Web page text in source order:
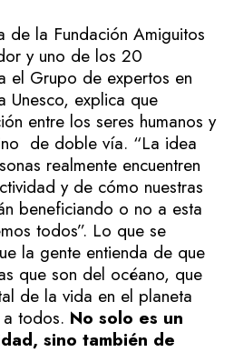
de la Fundación Amiguitos
y uno de los 20
el Grupo de expertos en
Unesco, explica que
entre los seres humanos y
de doble vía. “La idea
realmente encuentren
y de cómo nuestras
beneficiando o no a esta
todos”. Lo que se
la gente entienda de que
que son del océano, que
de la vida en el planeta
todos. No solo es un
sino también de